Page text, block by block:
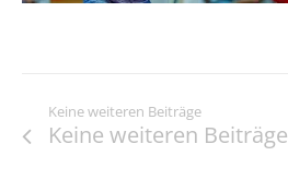
Keine weiteren Beiträge
Keine weiteren Beiträge